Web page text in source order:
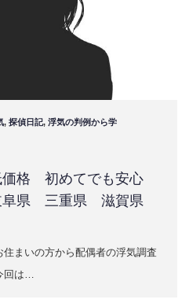
, 探偵日記, 浮気の判例から学
格 初めてでも安心
県 三重県 滋賀県
まいの方から配偶者の浮気調査
回は…